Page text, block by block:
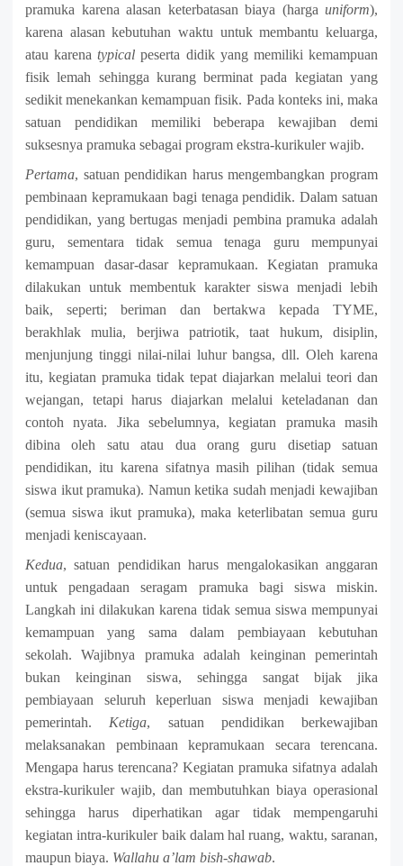
pramuka karena alasan keterbatasan biaya (harga uniform),
karena alasan kebutuhan waktu untuk membantu keluarga,
atau karenatypical peserta didik yang memiliki kemampuan
fisik lemah sehingga kurang berminat pada kegiatan yang
sedikit menekankan kemampuan fisik. Pada konteks ini, maka
satuan pendidikan memiliki beberapa kewajiban demi
suksesnya pramuka sebagai program ekstra-kurikuler wajib.
Pertama, satuan pendidikan harus mengembangkan program
pembinaan kepramukaan bagi tenaga pendidik. Dalam satuan
pendidikan, yang bertugas menjadi pembina pramuka adalah
guru, sementara tidak semua tenaga guru mempunyai
kemampuan dasar-dasar kepramukaan. Kegiatan pramuka
dilakukan untuk membentuk karakter siswa menjadi lebih
baik, seperti; beriman danbertakwa kepada TYME,
berakhlak mulia, berjiwa patriotik, taat hukum, disiplin,
menjunjung tinggi nilai-nilai luhur bangsa,dll. Oleh karena
itu, kegiatan pramuka tidak tepat diajarkan melalui teori dan
wejangan, tetapi harus diajarkan melalui keteladanan dan
contoh nyata. Jika sebelumnya, kegiatan pramuka masih
dibina oleh satu atau dua orang guru disetiap satuan
pendidikan, itu karena sifatnya masih pilihan (tidak semua
siswa ikut pramuka). Namun ketika sudah menjadi kewajiban
(semua siswa ikut pramuka), maka keterlibatan semua guru
menjadi keniscayaan.
Kedua, satuan pendidikan harus mengalokasikan anggaran
untuk pengadaan seragam pramuka bagi siswa miskin.
Langkah ini dilakukan karena tidak semua siswa mempunyai
kemampuan yang sama dalam pembiayaan kebutuhan
sekolah. Wajibnya pramuka adalah keinginan pemerintah
bukan keinginan siswa, sehingga sangat bijak jika
pembiayaan seluruh keperluan siswa menjadi kewajiban
pemerintah. Ketiga, satuan pendidikan berkewajiban
melaksanakan pembinaan kepramukaan secara terencana.
Mengapa harus terencana? Kegiatan pramuka sifatnya adalah
ekstra-kurikuler wajib, dan membutuhkan biaya operasional
sehingga harus diperhatikan agar tidak mempengaruhi
kegiatan intra-kurikuler baik dalam hal ruang, waktu, saranan,
maupun biaya. Wallahu a’lam bish-shawab.